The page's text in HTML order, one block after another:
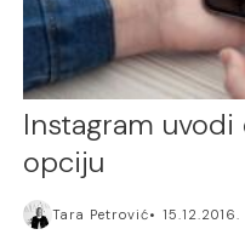
Instagram
opciju
Tara Petrović 15.12.2016.